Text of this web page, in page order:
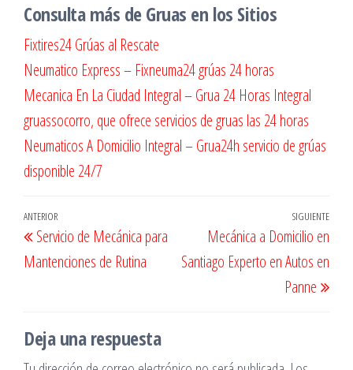
Consulta más de Gruas en los Sitios
Fixtires24 Grúas al Rescate
Neumatico Express – Fixneuma24 grúas 24 horas
Mecanica En La Ciudad Integral – Grua 24 Horas Integral
gruassocorro, que ofrece servicios de gruas las 24 horas
Neumaticos A Domicilio Integral – Grua24h servicio de grúas
disponible 24/7
Navegación
de
entradas
Entrada
anterior
ANTERIOR
Servicio de Mecánica para
Mantenciones de Rutina
SIGUIENTE
Mecánica a Domicilio en
Santiago Experto en Autos en
Panne
Deja una respuesta